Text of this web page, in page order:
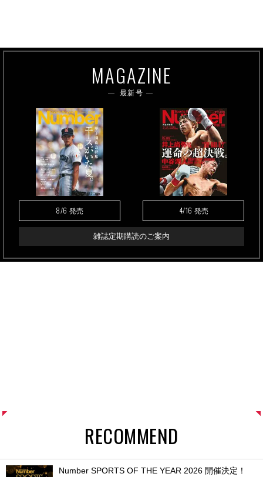
MAGAZINE
最新号
8/6 発売 4/16 発売
雑誌定期購読のご案内
RECOMMEND
Number SPORTS OF THE YEAR 2026 開催決定！